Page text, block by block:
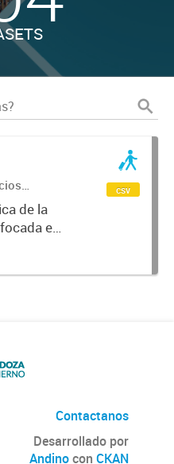
de la
en
turismo
csv
Contactanos
Desarrollado por
Andinocon CKAN